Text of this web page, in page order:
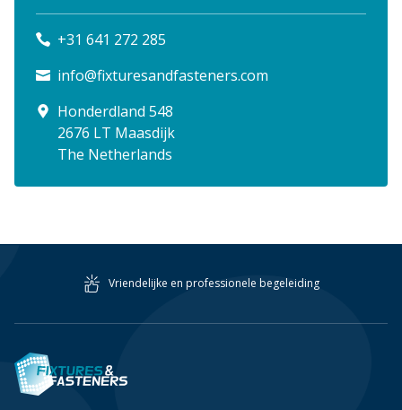
+31 641 272 285
info@fixturesandfasteners.com
Honderdland 548
2676 LT Maasdijk
The Netherlands
Vriendelijke en professionele begeleiding